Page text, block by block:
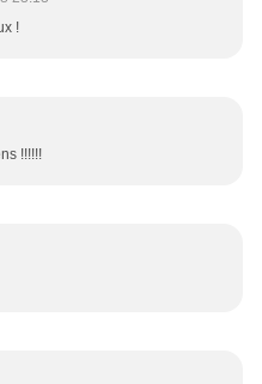
!
!!!!!!